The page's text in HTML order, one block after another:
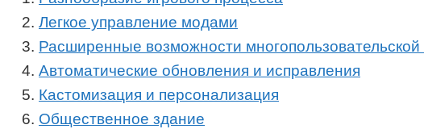
Легкое управление модами
Расширенные возможности многопользовательской
Автоматические обновления и исправления
Кастомизация и персонализация
Общественное здание